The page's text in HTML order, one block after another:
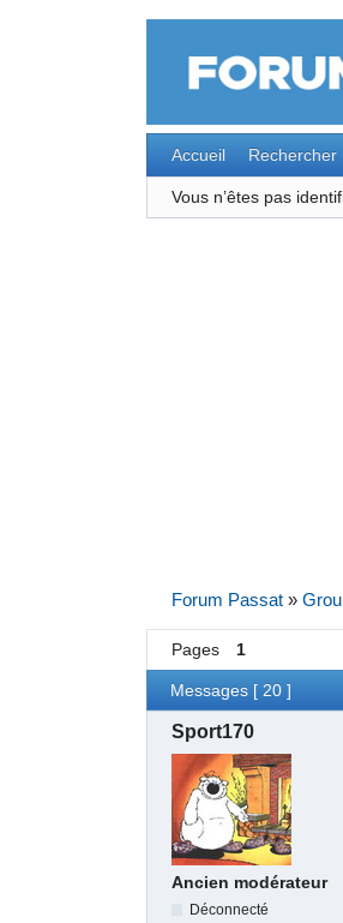
Accueil Rechercher
Vous n’êtes pas
Forum Passat »
Pages 1
Messages [ 20 ]
Sport170
Ancien modérateur
Déconnecté